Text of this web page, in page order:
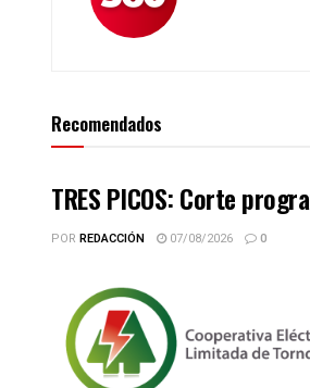
Recomendados
TRES PICOS: Corte
POR REDACCIÓN 07/08/2026 0